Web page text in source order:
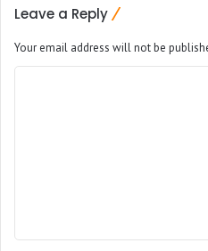
Leave a Reply
Your email address will not be